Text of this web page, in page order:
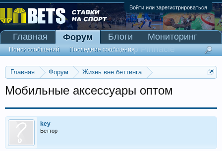
Войти или зарегистрироваться
Главная Форум
Жизнь вне беттинга
Мобильные аксессуары оптом
key
Беттор
Главная Форум
Поиск сообщений Последние сообщения
Блоги
Мониторинг
Сканер Pinnacle